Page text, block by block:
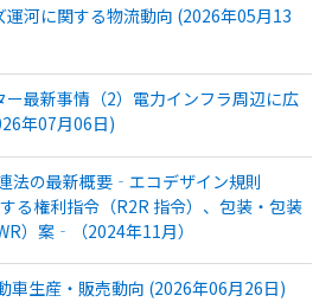
運河に関する物流動向 (2026年05月13
ー最新事情（2）電力インフラ周辺に広
年07月06日)
法の最新概要‐エコデザイン規則
する権利指令（R2R 指令）、包装・包装
）案‐（2024年11月）
車生産・販売動向 (2026年06月26日)